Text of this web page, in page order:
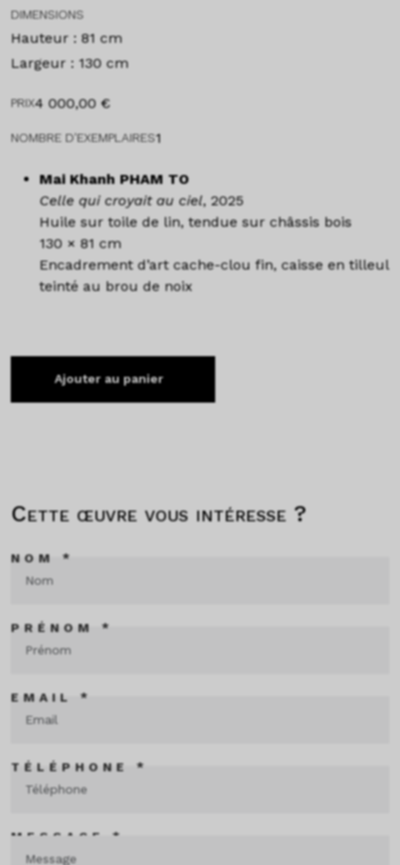
DIMENSIONS
Hauteur : 81 cm
Largeur : 130 cm
PRIX4 000,00 €
NOMBRE D'EXEMPLAIRES1
Mai Khanh PHAM TO
Celle qui croyait au ciel, 2025
Huile sur toile de lin, tendue sur châssis bois
130 × 81 cm
Encadrement d’art cache-clou fin, caisse en tilleul
teinté au brou de noix
Ajouter au panier
Cette œuvre vous intéresse ?
NOM *
PRÉNOM *
EMAIL *
TÉLÉPHONE *
MESSAGE *